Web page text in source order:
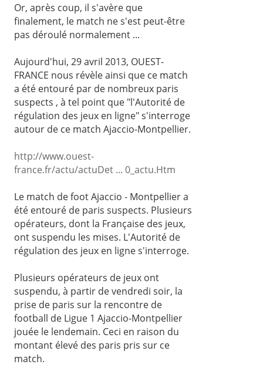
Or, après coup, il s'avère que
finalement, le match ne s'est peut-être
pas déroulé normalement ...
Aujourd'hui, 29 avril 2013, OUEST-
FRANCE nous révèle ainsi que ce match
a été entouré par de nombreux paris
suspects , à tel point que "l'Autorité de
régulation des jeux en ligne" s'interroge
autour de ce match Ajaccio-Montpellier.
http://www.ouest-
france.fr/actu/actuDet ... 0_actu.Htm
Le match de foot Ajaccio - Montpellier a
été entouré de paris suspects. Plusieurs
opérateurs, dont la Française des jeux,
ont suspendu les mises. L'Autorité de
régulation des jeux en ligne s'interroge.
Plusieurs opérateurs de jeux ont
suspendu, à partir de vendredi soir, la
prise de paris sur la rencontre de
football de Ligue 1 Ajaccio-Montpellier
jouée le lendemain. Ceci en raison du
montant élevé des paris pris sur ce
match.